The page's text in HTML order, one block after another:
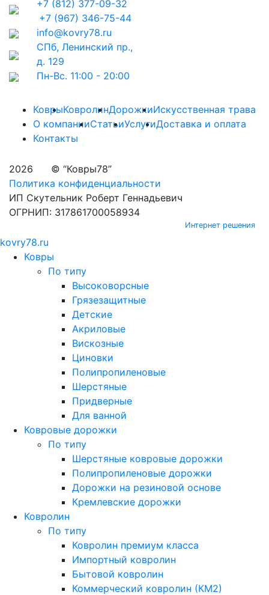
+7 (812) 377-09-32
+7 (967) 346-75-44
info@kovry78.ru
СПб, Ленинский пр.,
д. 129
Пн-Вс. 11:00 - 20:00
КоврыКовролинДорожкиИскусственная трава
О компанииСтатьиУслугиДоставка и оплата
Контакты
2026
© “Ковры78”
Политика конфиденциальности
ИП Скутельник Роберт Геннадьевич
ОГРНИП: 317861700058934
Интернет решения
kovry78.ru
Ковры
По типу
Высоковорсные
Грязезащитные
Детские
Акриловые
Вискозные
Циновки
Полипропиленовые
Шерстяные
Придверные
Для ванной
Ковровые дорожки
По типу
Шерстяные ковровые дорожки
Полипропиленовые дорожки
Дорожки на резиновой основе
Кремлевские дорожки
Ковролин
По типу
Ковролин премиум класса
Импортный ковролин
Бытовой ковролин
Коммерческий ковролин (КМ2)